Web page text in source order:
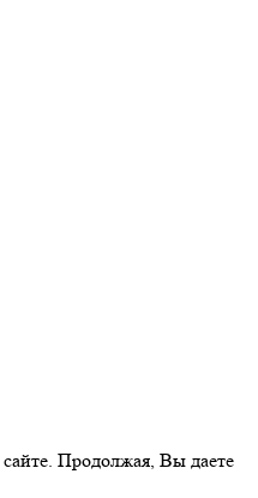
Продолжая, Вы даете